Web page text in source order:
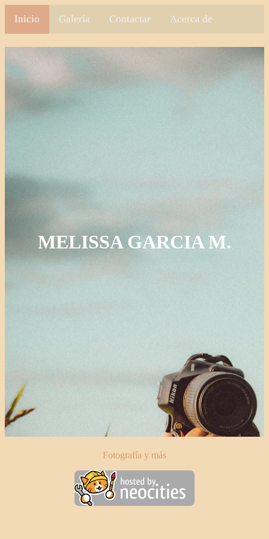
Inicio Galería Contactar Acerca de
MELISSA GARCIA M.
Fotografía y más